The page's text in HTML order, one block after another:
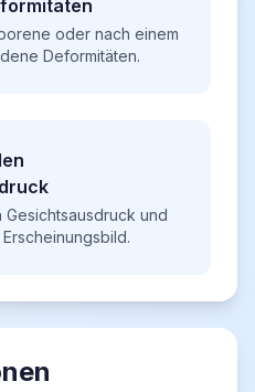
oder nach einem
Deformitäten.
und